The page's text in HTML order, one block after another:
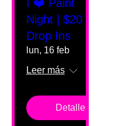
I ❤️ Paint
Night | $20
Drop Ins
lun, 16 feb
Leer más
Detalles